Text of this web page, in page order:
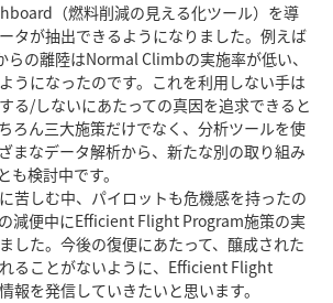
（燃料削減の見える化ツール）を導
タが抽出できるようになりました。例えば
らの離陸はNormal Climbの実施率が低い、
うになったのです。これを利用しない手は
る/しないにあたっての真因を追求できると
ろん三大施策だけでなく、分析ツールを使
まなデータ解析から、新たな別の取り組み
も検討中です。
苦しむ中、パイロットも危機感を持ったの
減便中にEfficient Flight Program施策の実
した。今後の復便にあたって、醸成された
ることがないように、Efficient Flight
報を発信していきたいと思います。